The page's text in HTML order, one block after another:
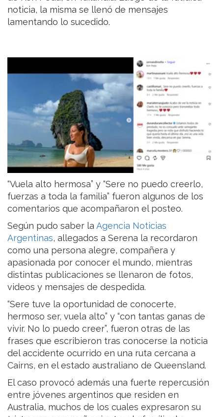
noticia, la misma se llenó de mensajes
lamentando lo sucedido.
“Vuela alto hermosa” y “Sere no puedo creerlo,
fuerzas a toda la familia” fueron algunos de los
comentarios que acompañaron el posteo.
Según pudo saber la Agencia Noticias
Argentinas, allegados a Serena la recordaron
como una persona alegre, compañera y
apasionada por conocer el mundo, mientras
distintas publicaciones se llenaron de fotos,
videos y mensajes de despedida.
“Sere tuve la oportunidad de conocerte,
hermoso ser, vuela alto” y “con tantas ganas de
vivir. No lo puedo creer”, fueron otras de las
frases que escribieron tras conocerse la noticia
del accidente ocurrido en una ruta cercana a
Cairns, en el estado australiano de Queensland.
El caso provocó además una fuerte repercusión
entre jóvenes argentinos que residen en
Australia, muchos de los cuales expresaron su